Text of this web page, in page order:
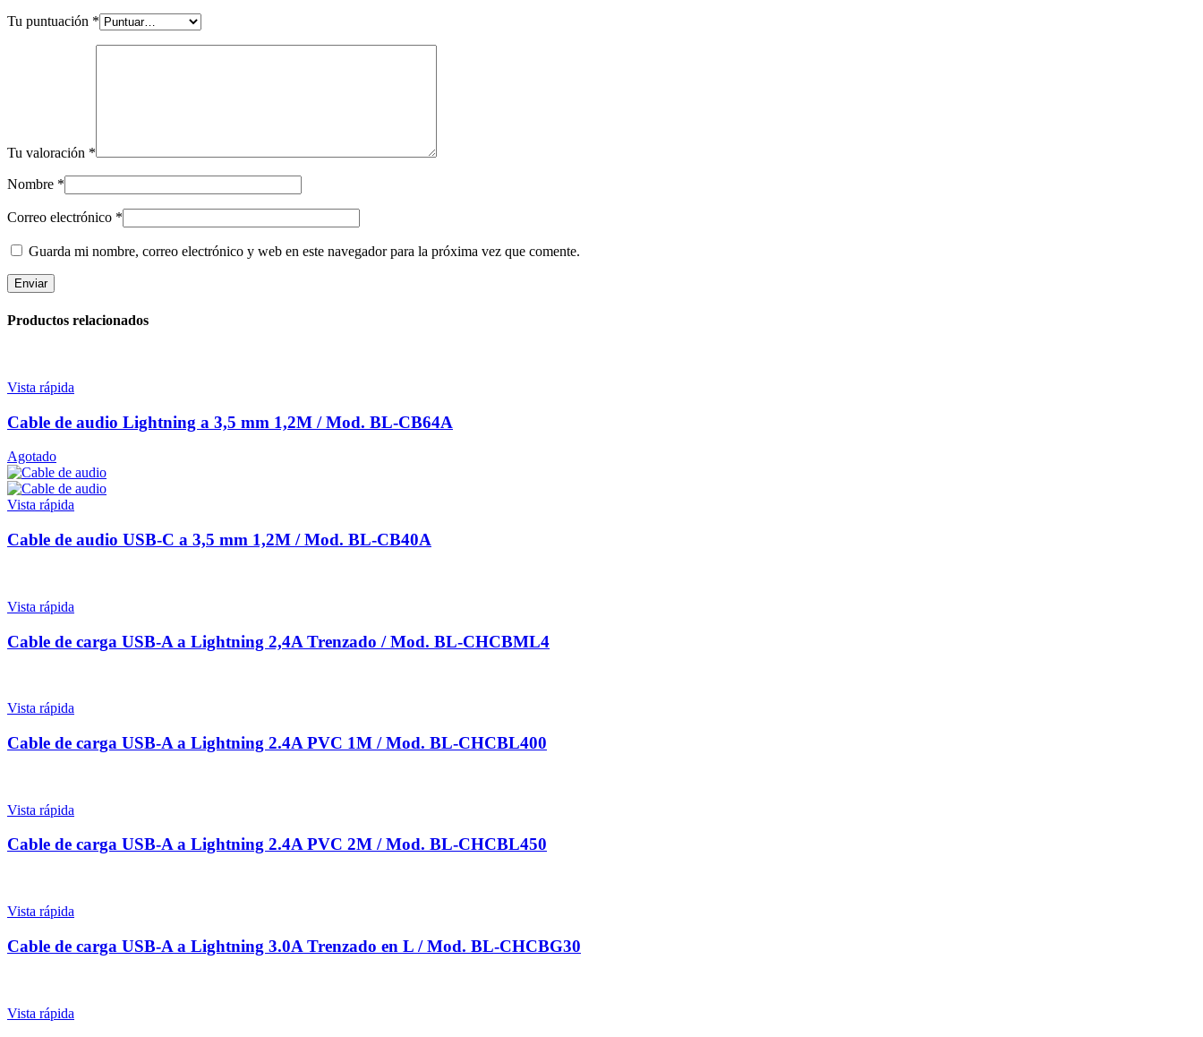
Tu puntuación *
Tu valoración *
Nombre *
Correo electrónico *
Guarda mi nombre, correo electrónico y web en este navegador para la próxima vez que comente.
Productos relacionados
Vista rápida
Cable de audio Lightning a 3,5 mm 1,2M / Mod. BL-CB64A
Agotado
Vista rápida
Cable de audio USB-C a 3,5 mm 1,2M / Mod. BL-CB40A
Vista rápida
Cable de carga USB-A a Lightning 2,4A Trenzado / Mod. BL-CHCBML4
Vista rápida
Cable de carga USB-A a Lightning 2.4A PVC 1M / Mod. BL-CHCBL400
Vista rápida
Cable de carga USB-A a Lightning 2.4A PVC 2M / Mod. BL-CHCBL450
Vista rápida
Cable de carga USB-A a Lightning 3.0A Trenzado en L / Mod. BL-CHCBG30
Vista rápida